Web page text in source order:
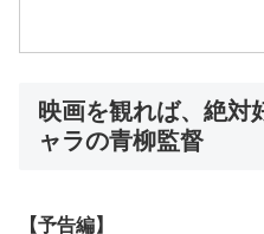
映画を観れば、絶対
ャラの青柳監督
【予告編】